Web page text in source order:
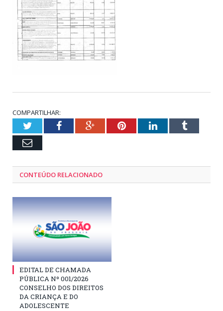
COMPARTILHAR:
TwitterFacebookGoogle+PinterestLinkedInTumblr
Email
CONTEÚDO RELACIONADO
EDITAL DE CHAMADA
PÚBLICA Nº 001/2026
CONSELHO DOS DIREITOS
DA CRIANÇA E DO
ADOLESCENTE